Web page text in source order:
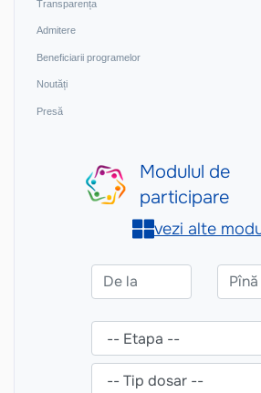
Transparența
Admitere
Beneficiarii programelor
Noutăți
Presă